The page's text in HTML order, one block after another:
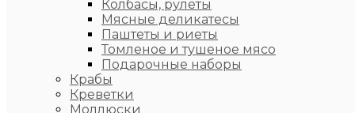
Колбасы, рулеты
Мясные деликатесы
Паштеты и риеты
Томленое и тушеное мясо
Подарочные наборы
Крабы
Креветки
Моллюски